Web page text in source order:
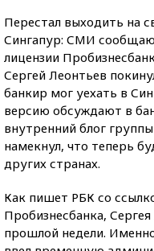
Перестал выходить на
Сингапур: СМИ
лицензии
Сергей Леонтьев
банкир мог уехать в
версию обсуждают в
внутренний блог
намекнул, что теперь
других странах.
Как пишет РБК со
Пробизнесбанка,
прошлой недели.